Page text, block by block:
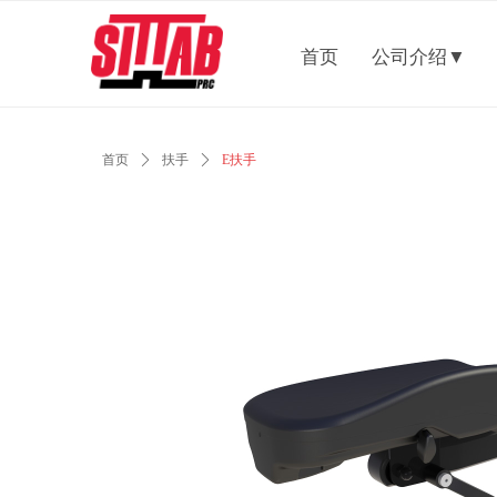
首页 公司介绍▼
首页 ꄲ 扶手 ꄲ E扶手